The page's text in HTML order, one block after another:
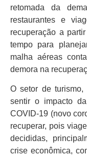
retomada da
restaurantes e
recuperação a
tempo para
malha aéreas
demora na
O setor de
sentir o impacto
COVID-19 (novo
recuperar, pois
decididas,
crise econômica,